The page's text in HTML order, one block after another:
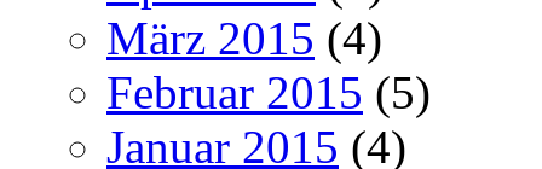
März 2015 (4)
Februar 2015 (5)
Januar 2015 (4)